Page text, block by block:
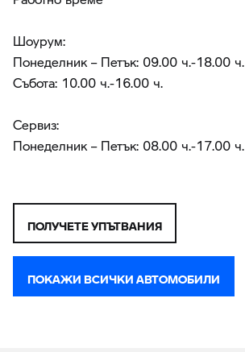
Шоурум:
Понеделник – Петък: 09.00 ч.-18.00 ч.
Събота: 10.00 ч.-16.00 ч.
Сервиз:
Понеделник – Петък: 08.00 ч.-17.00 ч.
ПОЛУЧЕТЕ УПЪТВАНИЯ
ПОКАЖИ ВСИЧКИ АВТОМОБИЛИ